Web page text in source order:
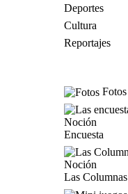
Deportes
Cultura
Reportajes
Fotos
Encuesta
Las Columnas